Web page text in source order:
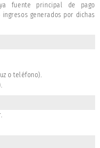
fuente principal de pago
generados por dichas
o teléfono).